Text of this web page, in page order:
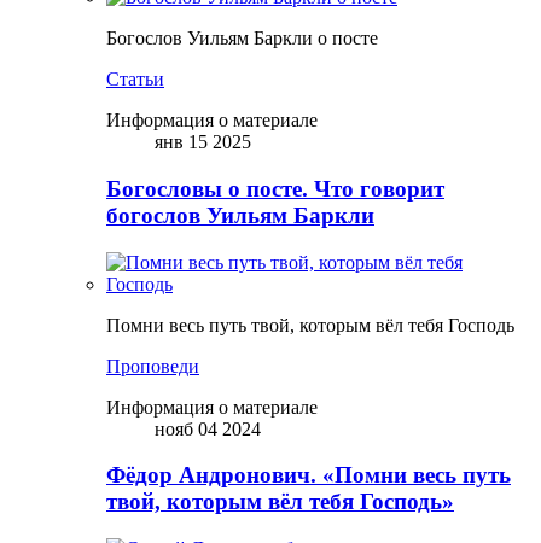
Богослов Уильям Баркли о посте
Статьи
Информация о материале
янв 15 2025
Богословы о посте. Что говорит
богослов Уильям Баркли
Помни весь путь твой, которым вёл тебя Господь
Проповеди
Информация о материале
нояб 04 2024
Фёдор Андронович. «Помни весь путь
твой, которым вёл тебя Господь»